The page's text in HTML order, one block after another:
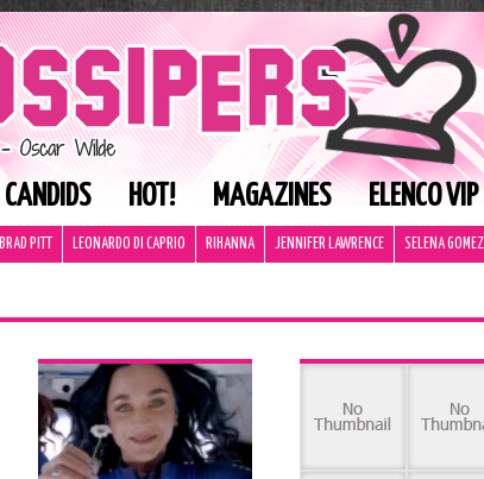
CANDIDS HOT! MAGAZINES ELENCO VIP
BRAD PITT LEONARDO DI CAPRIO RIHANNA JENNIFER LAWRENCE SELENA GOMEZ